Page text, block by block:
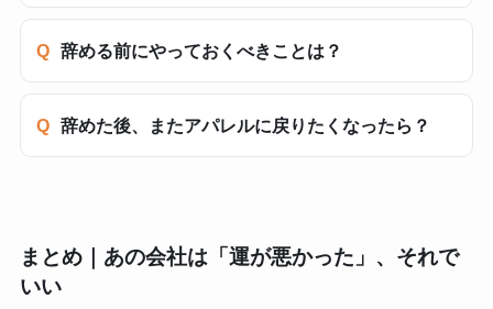
辞める前にやっておくべきことは？
辞めた後、またアパレルに戻りたくなったら？
まとめ｜あの会社は「運が悪かった」、それで
いい